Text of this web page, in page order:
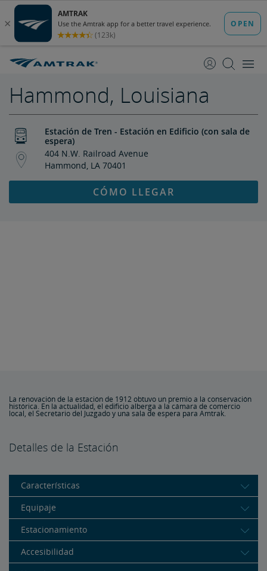
Contenido
Navegación
Hammond, Louisiana
Estación de Tren - Estación en Edificio (con sala de
espera)
404 N.W. Railroad Avenue
Hammond, LA 70401
CÓMO LLEGAR
La renovación de la estación de 1912 obtuvo un premio a la conservación
histórica. En la actualidad, el edificio alberga a la cámara de comercio
local, el Secretario del Juzgado y una sala de espera para Amtrak.
Detalles de la Estación
Características
Equipaje
Estacionamiento
Accesibilidad